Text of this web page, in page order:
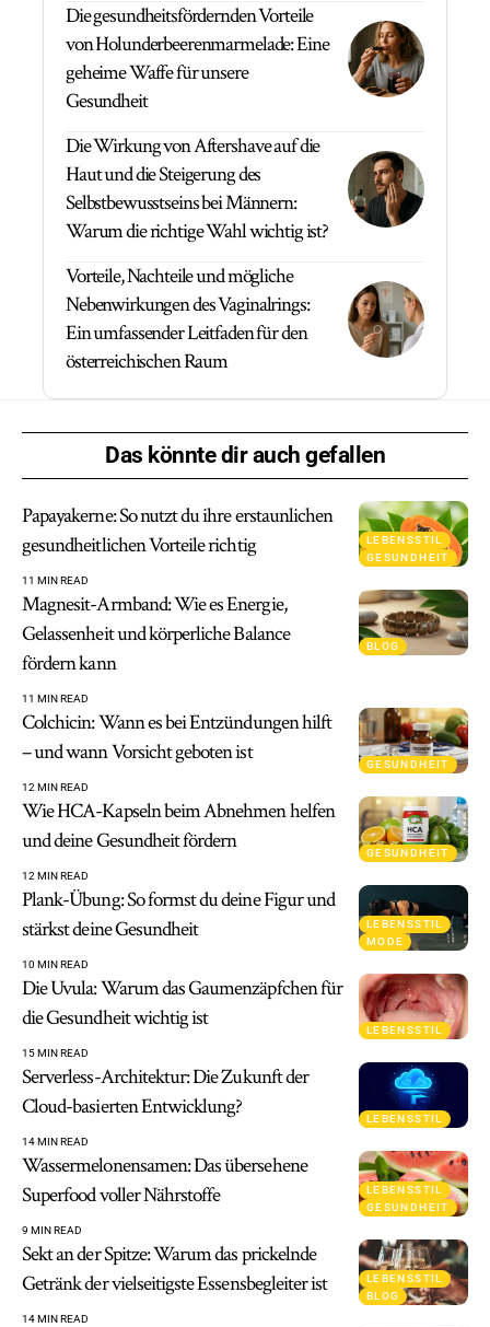
Die gesundheitsfördernden Vorteile
von Holunderbeerenmarmelade: Eine
geheime Waffe für unsere
Gesundheit
Die Wirkung von Aftershave auf die
Haut und die Steigerung des
Selbstbewusstseins bei Männern:
Warum die richtige Wahl wichtig ist?
Vorteile, Nachteile und mögliche
Nebenwirkungen des Vaginalrings:
Ein umfassender Leitfaden für den
österreichischen Raum
Das könnte dir auch gefallen
LEBENSSTIL
GESUNDHEIT
Papayakerne: So nutzt du ihre erstaunlichen
gesundheitlichen Vorteile richtig
11 MIN READ
BLOG
Magnesit-Armband: Wie es Energie,
Gelassenheit und körperliche Balance
fördern kann
11 MIN READ
GESUNDHEIT
Colchicin: Wann es bei Entzündungen hilft
– und wann Vorsicht geboten ist
12 MIN READ
GESUNDHEIT
Wie HCA-Kapseln beim Abnehmen helfen
und deine Gesundheit fördern
12 MIN READ
LEBENSSTIL
MODE
Plank-Übung: So formst du deine Figur und
stärkst deine Gesundheit
10 MIN READ
LEBENSSTIL
Die Uvula: Warum das Gaumenzäpfchen für
die Gesundheit wichtig ist
15 MIN READ
LEBENSSTIL
Serverless-Architektur: Die Zukunft der
Cloud-basierten Entwicklung?
14 MIN READ
LEBENSSTIL
GESUNDHEIT
Wassermelonensamen: Das übersehene
Superfood voller Nährstoffe
9 MIN READ
LEBENSSTIL
BLOG
Sekt an der Spitze: Warum das prickelnde
Getränk der vielseitigste Essensbegleiter ist
14 MIN READ